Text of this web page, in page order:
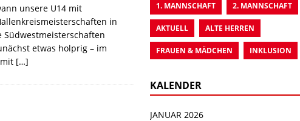
unsere U14 mit
in
Südwestmeisterschaften
etwas holprig – im
[…]
1. MANNSCHAFT 2. MANNSCHAFT
AKTUELL ALTE HERREN
FRAUEN & MÄDCHEN INKLUSION
KALENDER
JANUAR 2026